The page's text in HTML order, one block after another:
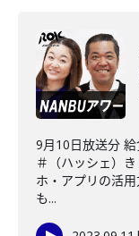
9月10日放送分 給
＃（ハッシェ）
ホ・アプリの活
も...